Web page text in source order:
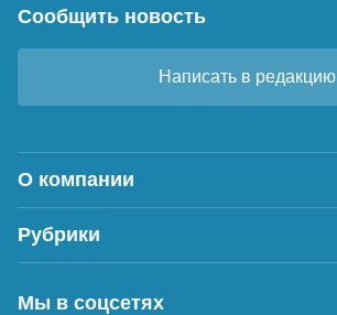
Сообщить новость
Написать в редакцию
О компании
Рубрики
Мы в соцсетях